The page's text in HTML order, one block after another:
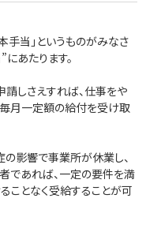
手当」というものがみなさ
あたります。
しさえすれば、仕事をや
毎月一定額の給付を受け取
影響で事業所が休業し、
であれば、一定の要件を満
ことなく受給することが可